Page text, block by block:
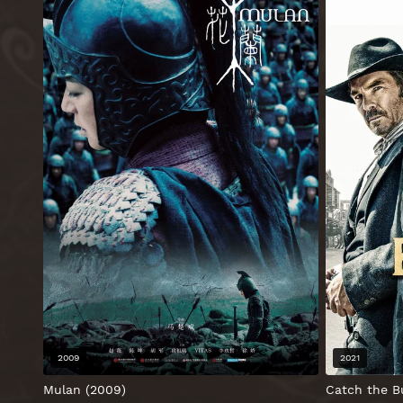
Mulan (2009)
2009
Catch the
2021